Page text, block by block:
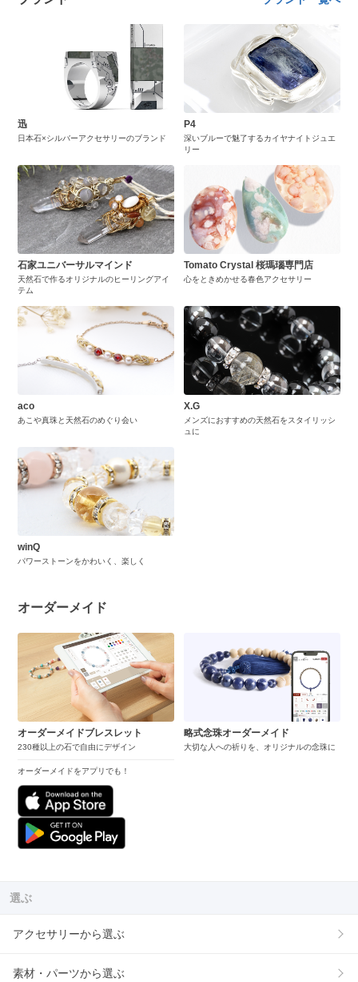
迅
日本石×シルバーアクセサリーのブランド
P4
深いブルーで魅了するカイヤナイトジュエ
リー
石家ユニバーサルマインド
天然石で作るオリジナルのヒーリングアイ
テム
Tomato Crystal 桜瑪瑙専門店
心をときめかせる春色アクセサリー
aco
あこや真珠と天然石のめぐり会い
X.G
メンズにおすすめの天然石をスタイリッシ
ュに
winQ
パワーストーンをかわいく、楽しく
オーダーメイド
オーダーメイドブレスレット
230種以上の石で自由にデザイン
オーダーメイドをアプリでも！
略式念珠オーダーメイド
大切な人への祈りを、オリジナルの念珠に
選ぶ
アクセサリーから選ぶ
素材・パーツから選ぶ